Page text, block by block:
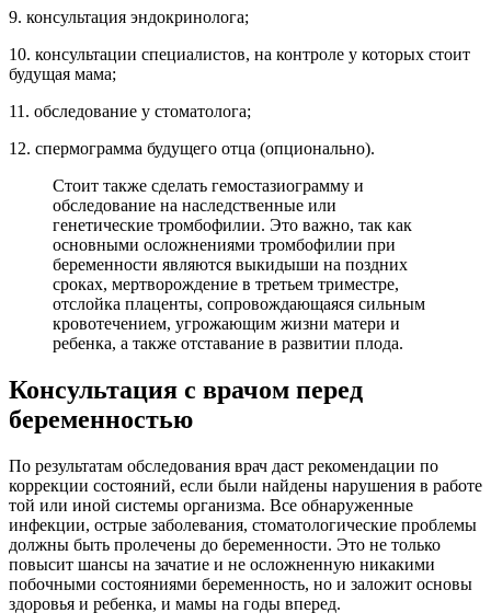
9. консультация эндокринолога;
10. консультации специалистов, на контроле у которых стоит
будущая мама;
11. обследование у стоматолога;
12. спермограмма будущего отца (опционально).
Стоит также сделать гемостазиограмму и
обследование на наследственные или
генетические тромбофилии. Это важно, так как
основными осложнениями тромбофилии при
беременности являются выкидыши на поздних
сроках, мертворождение в третьем триместре,
отслойка плаценты, сопровождающаяся сильным
кровотечением, угрожающим жизни матери и
ребенка, а также отставание в развитии плода.
Консультация с врачом перед
беременностью
По результатам обследования врач даст рекомендации по
коррекции состояний, если были найдены нарушения в работе
той или иной системы организма. Все обнаруженные
инфекции, острые заболевания, стоматологические проблемы
должны быть пролечены до беременности. Это не только
повысит шансы на зачатие и не осложненную никакими
побочными состояниями беременность, но и заложит основы
здоровья и ребенка, и мамы на годы вперед.